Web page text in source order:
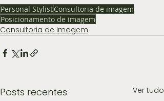
Personal StylistConsultoria de imagem
Posicionamento de imagem
Consultoria de Imagem
Posts recentes Ver tudo